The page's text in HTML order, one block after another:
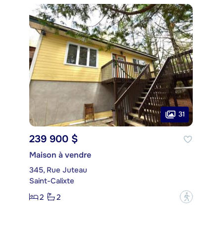
31
239 900 $
Maison à vendre
345, Rue Juteau
Saint-Calixte
2
2 ?